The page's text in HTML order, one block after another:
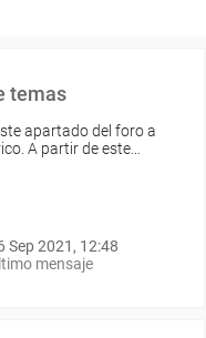
temas
apartado del foro a
A partir de este…
Sep 2021, 12:48
mensaje